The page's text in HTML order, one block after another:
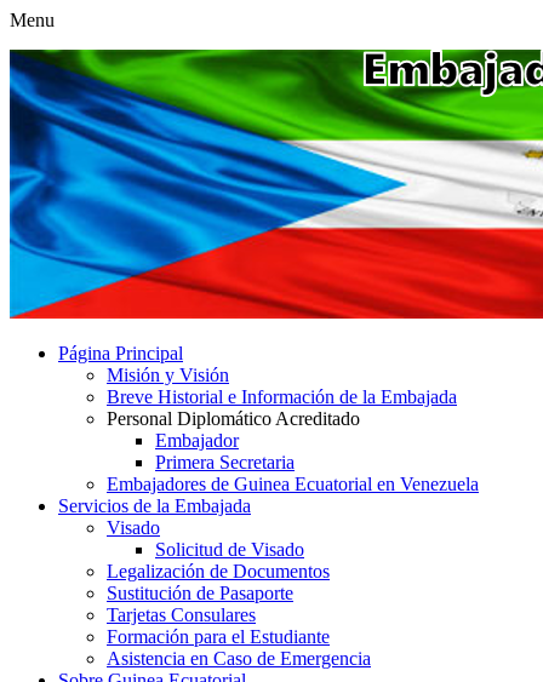
Menu
Página Principal
Misión y Visión
Breve Historial e Información de la Embajada
Personal Diplomático Acreditado
Embajador
Primera Secretaria
Embajadores de Guinea Ecuatorial en Venezuela
Servicios de la Embajada
Visado
Solicitud de Visado
Legalización de Documentos
Sustitución de Pasaporte
Tarjetas Consulares
Formación para el Estudiante
Asistencia en Caso de Emergencia